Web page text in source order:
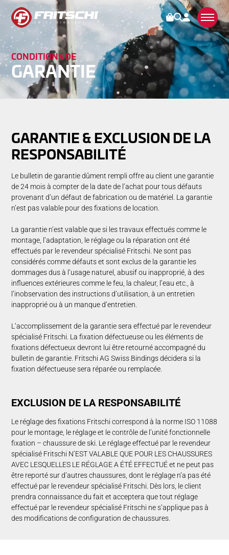
FIXATIONS
SERVICES
FAQ
COMPATIBILITÉ
ENTRETIEN & MAINTENANCE
GARANTIE & RÉPARATION
REVENDEURS
DOWNLOADS
STORIES
DE NOUS
CONDITIONS DE
GAR­AN­TIE­­
GAR­AN­TIE­­ & EX­CLU­SION DE LA
RE­SPON­SA­BILITÉ
Le bulletin de garantie dûment rempli offre au client une garantie
de 24 mois à compter de la date de l’achat pour tous défauts
provenant d’un défaut de fabrication ou de matériel. La garantie
n’est pas valable pour des fixations de location.
La garantie n’est valable que si les travaux effectués comme le
montage, l’adaptation, le réglage ou la réparation ont été
effectués par le revendeur spécialisé Fritschi. Ne sont pas
considérés comme défauts et sont exclus de la garantie les
dommages dus à l’usage naturel, abusif ou inapproprié, à des
influences extérieures comme le feu, la chaleur, l’eau etc., à
l’inobservation des instructions d’utilisation, à un entretien
inapproprié ou à un manque d’entretien.
L’accomplissement de la garantie sera effectué par le revendeur
spécialisé Fritschi. La fixation défectueuse ou les éléments de
fixations défectueux devront lui être retourné accompagné du
bulletin de garantie. Fritschi AG Swiss Bindings décidera si la
fixation défectueuse sera réparée ou remplacée.
EX­CLU­SION DE LA RE­SPON­SA­BILITÉ
Le réglage des fixations Fritschi correspond à la norme ISO 11088
pour le montage, le réglage et le contrôle de l’unité fonctionnelle
fixation – chaussure de ski. Le réglage effectué par le revendeur
spécialisé Fritschi N’EST VALABLE QUE POUR LES CHAUSSURES
AVEC LESQUELLES LE RÉGLAGE A ÉTÉ EFFECTUÉ et ne peut pas
être reporté sur d’autres chaussures, dont le réglage n’a pas été
effectué par le revendeur spécialisé Fritschi. Dès lors, le client
prendra connaissance du fait et acceptera que tout réglage
effectué par le revendeur spécialisé Fritschi ne s’applique pas à
des modifications de configuration de chaussures.